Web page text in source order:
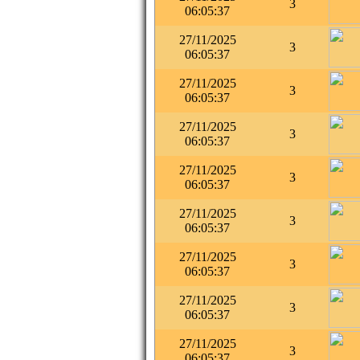
06:05:37
3
27/11/2025
06:05:37
3
27/11/2025
06:05:37
3
27/11/2025
06:05:37
3
27/11/2025
06:05:37
3
27/11/2025
06:05:37
3
27/11/2025
06:05:37
3
27/11/2025
06:05:37
3
27/11/2025
3